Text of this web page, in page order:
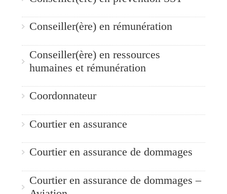
Conseiller(ère) en rémunération
Conseiller(ère) en ressources
humaines et rémunération
Coordonnateur
Courtier en assurance
Courtier en assurance de dommages
Courtier en assurance de dommages –